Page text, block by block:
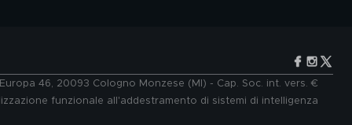
46, 20093 Cologno Monzese (MI) - Cap. Soc. int. vers. €
funzionale all'addestramento di sistemi di intelligenza